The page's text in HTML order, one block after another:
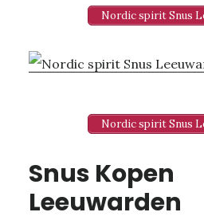
Nordic spirit Snus
Nordic spirit Snus
Snus Kopen
Leeuwarden